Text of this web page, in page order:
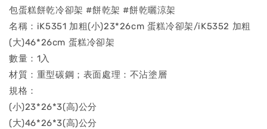
包蛋糕餅乾冷卻架 #餅乾架 #餅乾曬涼架
名稱：iK5351 加粗(小)23*26cm 蛋糕冷卻架/iK5352 加粗
(大)46*26cm 蛋糕冷卻架
數量：1入
材質：重型碳鋼；表面處理：不沾塗層
規格：
(小)23*26*3(高)公分
(大)46*26*3(高)公分